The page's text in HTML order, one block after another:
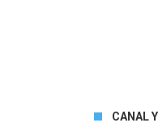
CANAL